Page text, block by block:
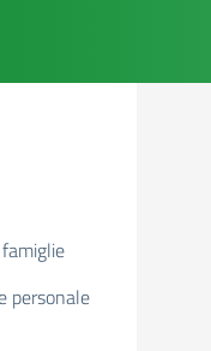
personale